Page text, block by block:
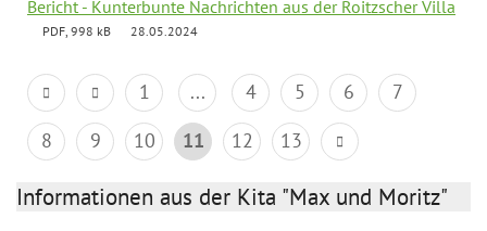
Bericht - Kunterbunte Nachrichten aus der Roitzscher Villa
PDF, 998 kB 28.05.2024
1 ... 4 5 6
7
8
9 10 11 12 13
Informationen aus der Kita "Max und Moritz"